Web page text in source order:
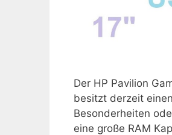
Der HP Pavilion
besitzt derzeit
Besonderheiten
eine große RAM